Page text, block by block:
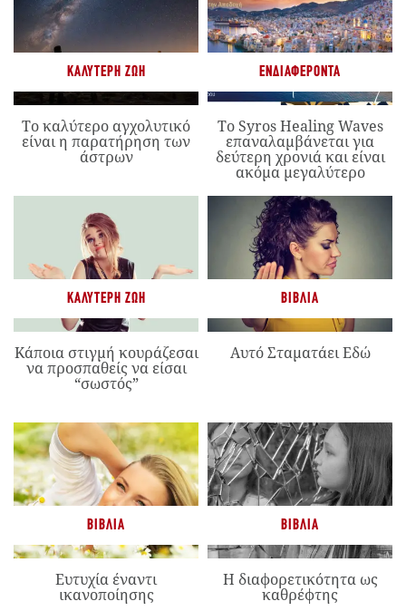
ΚΑΛΎΤΕΡΗ ΖΩΉ
Το καλύτερο αγχολυτικό
είναι η παρατήρηση των
άστρων
ΕΝΔΙΑΦΈΡΟΝΤΑ
Το Syros Healing Waves
επαναλαμβάνεται για
δεύτερη χρονιά και είναι
ακόμα μεγαλύτερο
ΚΑΛΎΤΕΡΗ ΖΩΉ
Κάποια στιγμή κουράζεσαι
να προσπαθείς να είσαι
“σωστός”
ΒΙΒΛΊΑ
Αυτό Σταματάει Εδώ
ΒΙΒΛΊΑ
Ευτυχία έναντι
ικανοποίησης
ΒΙΒΛΊΑ
Η διαφορετικότητα ως
καθρέφτης